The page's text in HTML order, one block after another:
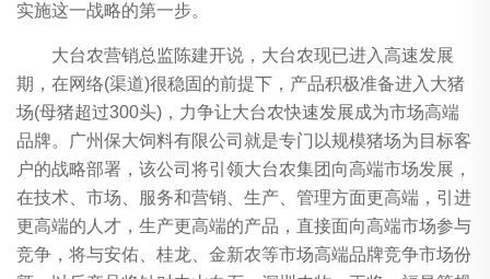
实施这一战略的第一步。
大台农营销总监陈建开说，大台农现已进入高速发展
期，在网络(渠道)很稳固的前提下，产品积极准备进入大猪
场(母猪超过300头)，力争让大台农快速发展成为市场高端
品牌。广州保大饲料有限公司就是专门以规模猪场为目标客
户的战略部署，该公司将引领大台农集团向高端市场发展，
在技术、市场、服务和营销、生产、管理方面更高端，引进
更高端的人才，生产更高端的产品，直接面向高端市场参与
竞争，将与安佑、桂龙、金新农等市场高端品牌竞争市场份